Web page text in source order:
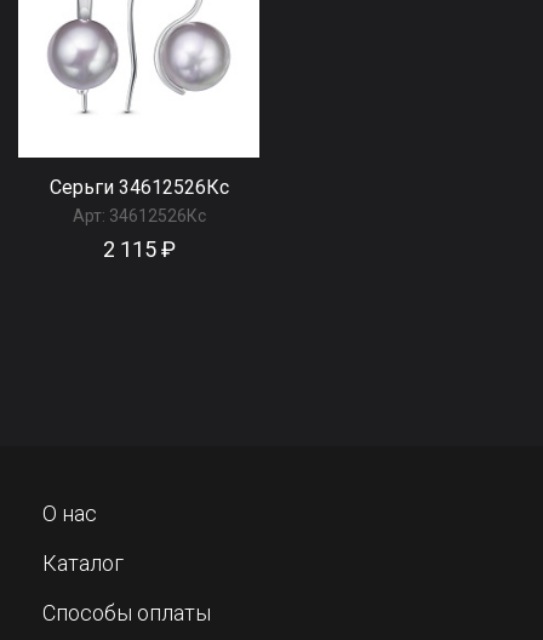
Серьги 34612526Кс
Арт: 34612526Кс
2 115 ₽
О нас
Каталог
Способы оплаты